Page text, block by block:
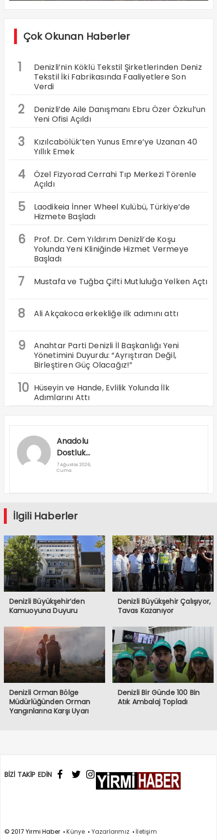
Çok Okunan Haberler
1
Denizli’nin Köklü Tekstil Şirketlerinden Deniz
Tekstil İki Fabrikasında Faaliyetlere Son
Verdi
2
Denizli’de Aile Danışmanı Ebru Özer Özkul’un
Yeni Ofisi Açıldı
3
Kızılcabölük’ten Yunus Emre’ye Uzanan 40
Yıllık Emek
4
Özel Fizyorad Cerrahi Tıp Merkezi Törenle
Açıldı
5
Laodikeia İnner Wheel Kulübü, Türkiye’de
Hizmete Başladı
6
Prof. Dr. Cem Yıldırım Denizli’de Koşu
Yolunda Yeni Kliniğinde Hizmet Vermeye
Başladı
7 Mustafa ve Tuğba Çifti Mutluluğa Yelken Açtı
8 Ali Akçakoca erkekliğe ilk adımını attı
9
Anahtar Parti Denizli İl Başkanlığı Yeni
Yönetimini Duyurdu: “Ayrıştıran Değil,
Birleştiren Güç Olacağız!”
10 Hüseyin ve Hande, Evlilik Yolunda İlk
Adımlarını Attı
Anadolu
Dostluk
Rallisi
7 Ağustos 2026,
Cuma
İlgili Haberler
Denizli Büyükşehir’den
Kamuoyuna Duyuru
Denizli Büyükşehir Çalışıyor,
Tavas Kazanıyor
Denizli Orman Bölge
Müdürlüğünden Orman
Yangınlarına Karşı Uyarı
Denizli Bir Günde 100 Bin
Atık Ambalaj Topladı
BİZİ TAKİP EDİN
© 2017 Yirmi Haber Künye Yazarlarımız İletişim